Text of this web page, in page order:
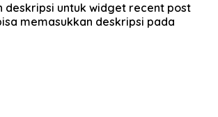
deskripsi untuk widget recent post
memasukkan deskripsi pada